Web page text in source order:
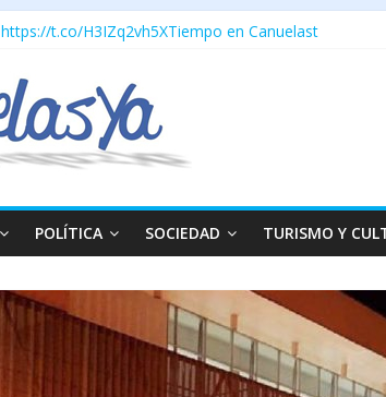
https://t.co/H3IZq2vh5XTiempo en Canuelast
POLÍTICA SOCIEDAD TURISMO Y